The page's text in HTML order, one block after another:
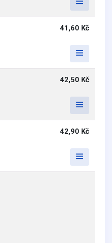
41,60 Kč
42,50 Kč
42,90 Kč